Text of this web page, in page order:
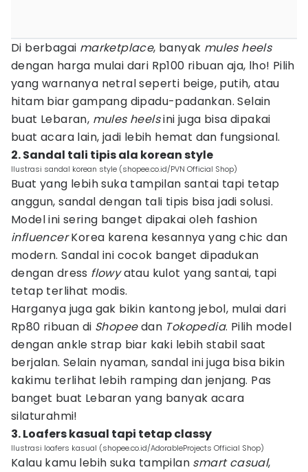
Di berbagai marketplace, banyak mules heels
dengan harga mulai dari Rp100 ribuan aja, lho! Pilih
yang warnanya netral seperti beige, putih, atau
hitam biar gampang dipadu-padankan. Selain
buat Lebaran, mules heelsini juga bisa dipakai
buat acara lain, jadi lebih hemat dan fungsional.
2. Sandal tali tipis ala korean style
Ilustrasi sandal korean style (shopee.co.id/PVN Official Shop)
Buat yang lebih suka tampilan santai tapi tetap
anggun, sandal dengan tali tipis bisa jadi solusi.
Model ini sering banget dipakai oleh fashion
influencerKorea karena kesannya yang chic dan
modern. Sandal ini cocok banget dipadukan
dengan dress flowyatau kulot yang santai, tapi
tetap terlihat modis.
Harganya juga gak bikin kantong jebol, mulai dari
Rp80 ribuan di Shopeedan Tokopedia. Pilih model
dengan ankle strap biar kaki lebih stabil saat
berjalan. Selain nyaman, sandal ini juga bisa bikin
kakimu terlihat lebih ramping dan jenjang. Pas
banget buat Lebaran yang banyak acara
silaturahmi!
3. Loafers kasual tapi tetap classy
Ilustrasi loafers kasual (shopee.co.id/AdorableProjects Official Shop)
Kalau kamu lebih suka tampilan smart casual,